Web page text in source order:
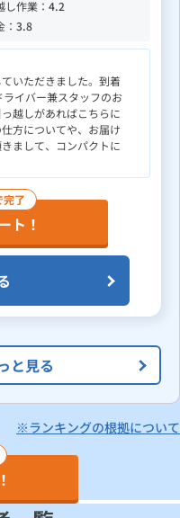
し作業： 4.2
： 3.8
いただきました。到着
イバー兼スタッフのお
越しがあればこちらに
方についてや、お届け
まして、コンパクトに
完了
ト！
と見る
※ランキングの根拠について